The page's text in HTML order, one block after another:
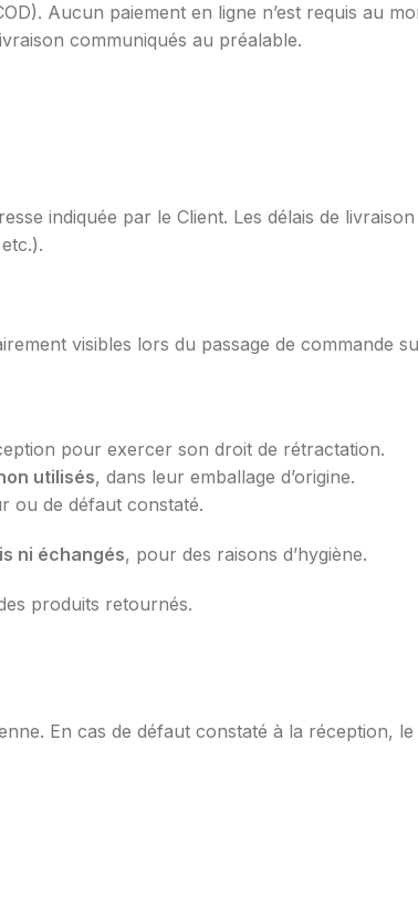
Aucun paiement en ligne n’est requis au
communiqués au préalable.
indiquée par le Client. Les délais de
visibles lors du passage de commande
pour exercer son droit de rétractation.
utilisés, dans leur emballage d’origine.
ou de défaut constaté.
ni échangés, pour des raisons d’hygiène.
produits retournés.
En cas de défaut constaté à la réception,